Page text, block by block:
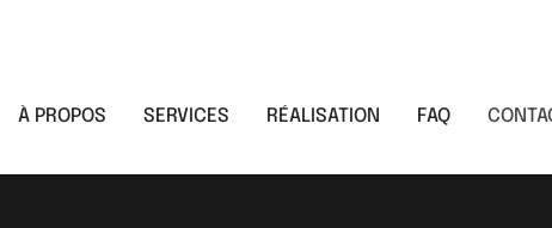
À PROPOS SERVICES RÉALISATION FAQ